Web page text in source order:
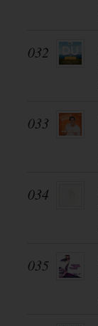
032
033
034
035